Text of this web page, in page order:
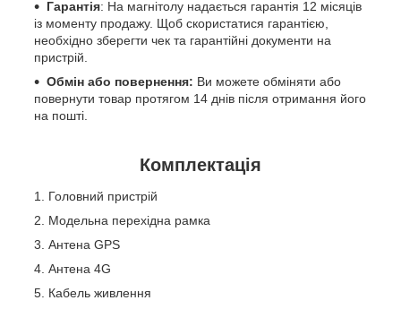
Гарантія: На магнітолу надається гарантія 12 місяців
із моменту продажу. Щоб скористатися гарантією,
необхідно зберегти чек та гарантійні документи на
пристрій.
Обмін або повернення: Ви можете обміняти або
повернути товар протягом 14 днів після отримання його
на пошті.
Комплектація
Головний пристрій
Модельна перехідна рамка
Антена GPS
Антена 4G
Кабель живлення